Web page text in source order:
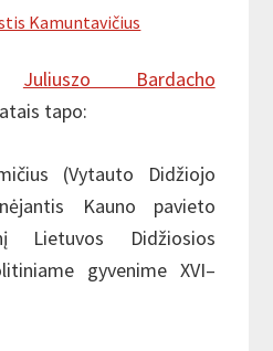
Kamuntavičius
Juliuszo Bardacho
tapo:
(Vytauto Didžiojo
Kauno pavieto
Lietuvos Didžiosios
gyvenime XVI–